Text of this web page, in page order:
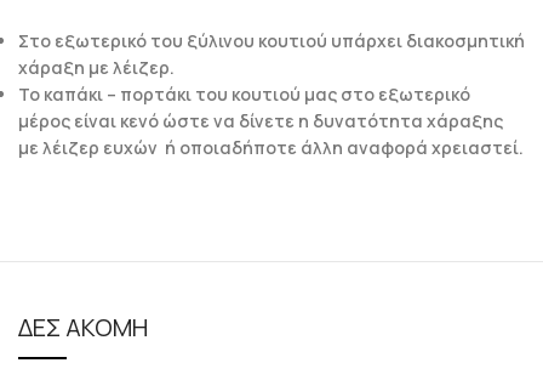
Στο εξωτερικό του ξύλινου κουτιού υπάρχει διακοσμητική
χάραξη με λέιζερ.
Το καπάκι – πορτάκι του κουτιού μας στο εξωτερικό
μέρος είναι κενό ώστε να δίνετε η δυνατότητα χάραξης
με λέιζερ ευχών ή οποιαδήποτε άλλη αναφορά χρειαστεί.
ΔΕΣ ΑΚΟΜΗ